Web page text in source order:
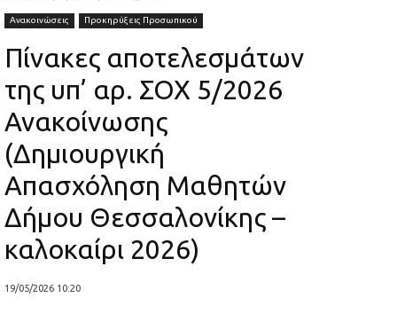
Ανακοινώσεις Προκηρύξεις Προσωπικού
Πίνακες αποτελεσμάτων
της υπ’ αρ. ΣΟΧ 5/2026
Ανακοίνωσης
(Δημιουργική
Απασχόληση Μαθητών
Δήμου Θεσσαλονίκης –
καλοκαίρι 2026)
19/05/2026 10:20